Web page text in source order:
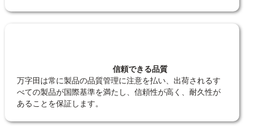
信頼できる品質
万字田は常に製品の品質管理に注意を払い、出荷されるす
べての製品が国際基準を満たし、信頼性が高く、耐久性が
あることを保証します。